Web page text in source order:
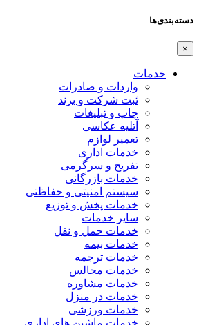
دسته‌بندی‌ها
×
خدمات
واردات و صادرات
ثبت شرکت و برند
چاپ و تبلیغات
آتلیه عکاسی
تعمیر لوازم
خدمات اداری
تفریح و سرگرمی
خدمات بازرگانی
سیستم امنیتی و حفاظتی
خدمات پخش و توزیع
سایر خدمات
خدمات حمل و نقل
خدمات بیمه
خدمات ترجمه
خدمات مجالس
خدمات مشاوره
خدمات در منزل
خدمات ورزشی